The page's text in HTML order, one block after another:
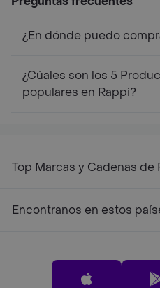
¿En dónde puedo
¿Cúales son los 5
populares en Rappi?
Top Marcas y Cadenas de
Encontranos en estos